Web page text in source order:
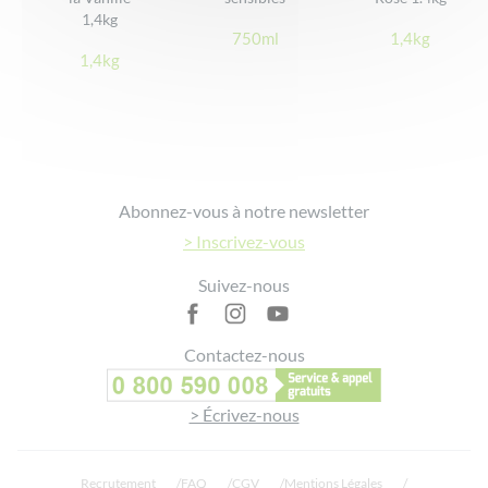
Conçu, fabriqué et conditionné en France
Le produit nettoie ma peau en douceur (100%*)
Ma peau est protégée (100%*)
* Test d’usage sur 27 personnes, % de satisfaction, après 21
1,4kg
1,4kg
750ml 1,4kg
Abonnez-vous à notre newsletter
> Inscrivez-vous
Suivez-nous
Contactez-nous
> Écrivez-nous
Recrutement FAQ CGV Mentions Légales